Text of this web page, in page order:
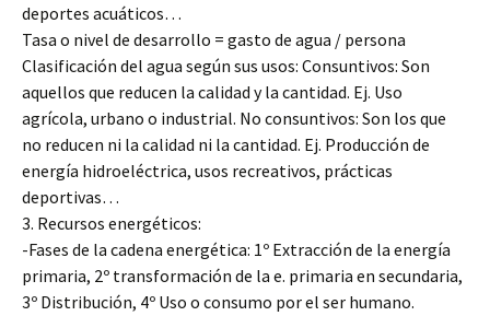
deportes acuáticos…
Tasa o nivel de desarrollo = gasto de agua / persona
Clasificación del agua según sus usos: Consuntivos: Son
aquellos que reducen la calidad y la cantidad. Ej. Uso
agrícola, urbano o industrial. No consuntivos: Son los que
no reducen ni la calidad ni la cantidad. Ej. Producción de
energía hidroeléctrica, usos recreativos, prácticas
deportivas…
3. Recursos energéticos:
-Fases de la cadena energética: 1º Extracción de la energía
primaria, 2º transformación de la e. primaria en secundaria,
3º Distribución, 4º Uso o consumo por el ser humano.